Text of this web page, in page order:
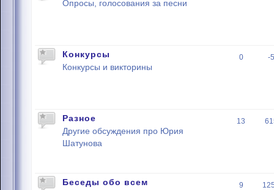
Опросы, голосования за песни
Конкурсы
Конкурсы и викторины
0 -
Разное
Другие обсуждения про Юрия
Шатунова
13
Беседы обо всем 9